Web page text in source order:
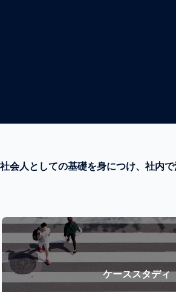
社会人としての基礎を身につけ、社内
ケーススタディ